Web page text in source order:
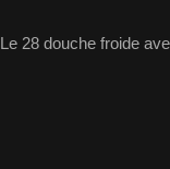
Le 28 douche froide